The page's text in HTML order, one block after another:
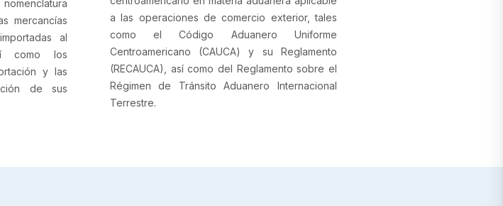
mercancías
al
como los
y las
de sus
a las operaciones de comercio exterior, tales
como el Código Aduanero Uniforme
Centroamericano (CAUCA) y su Reglamento
(RECAUCA), así como del Reglamento sobre el
Régimen de Tránsito Aduanero Internacional
Terrestre.